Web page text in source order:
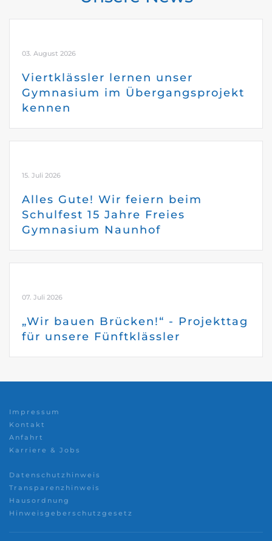
03. August 2026
Viertklässler lernen unser
Gymnasium im Übergangsprojekt
kennen
15. Juli 2026
Alles Gute! Wir feiern beim
Schulfest 15 Jahre Freies
Gymnasium Naunhof
07. Juli 2026
„Wir bauen Brücken!“ - Projekttag
für unsere Fünftklässler
Impressum
Kontakt
Anfahrt
Karriere & Jobs
Datenschutzhinweis
Transparenzhinweis
Hausordnung
Hinweisgeberschutzgesetz